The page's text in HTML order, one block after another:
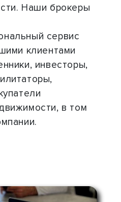
Наши брокеры
сервис
клиентами
инвесторы,
в том